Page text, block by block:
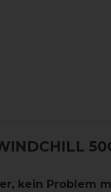
kein Problem